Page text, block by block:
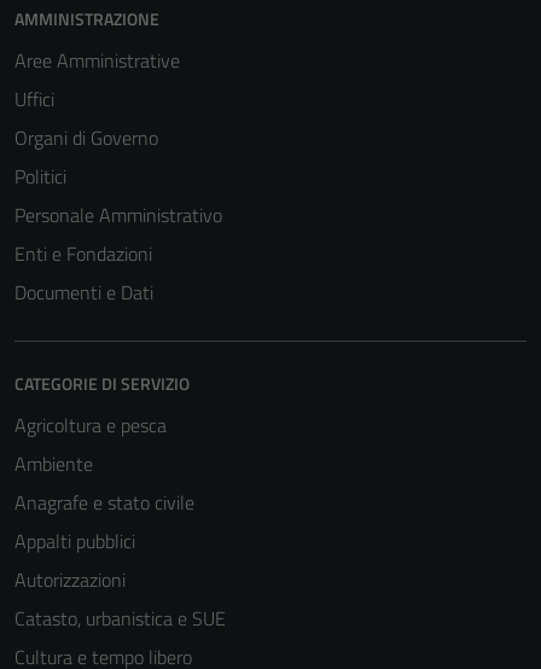
AMMINISTRAZIONE
Aree Amministrative
Uffici
Organi di Governo
Politici
Personale Amministrativo
Enti e Fondazioni
Documenti e Dati
CATEGORIE DI SERVIZIO
Agricoltura e pesca
Ambiente
Anagrafe e stato civile
Appalti pubblici
Autorizzazioni
Catasto, urbanistica e SUE
Cultura e tempo libero